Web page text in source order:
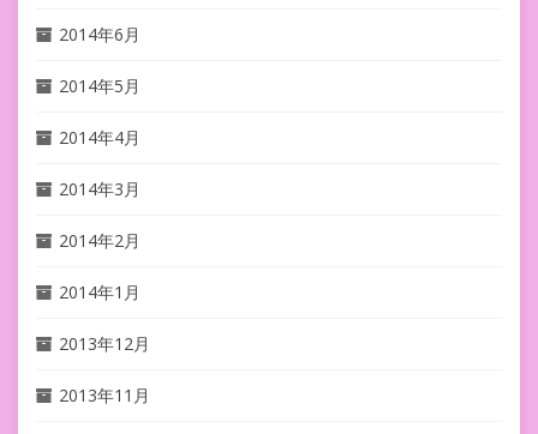
2014年6月
2014年5月
2014年4月
2014年3月
2014年2月
2014年1月
2013年12月
2013年11月